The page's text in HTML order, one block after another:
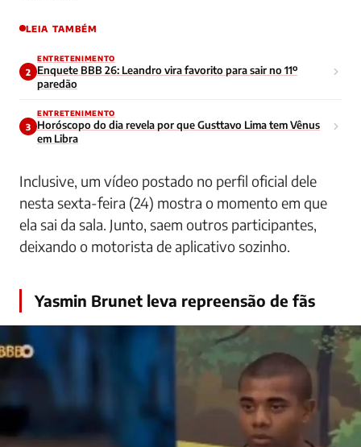
LEIA TAMBÉM
2
ENTRETENIMENTO
Enquete BBB 26: Leandro vira favorito para sair no 11º
paredão
3
ENTRETENIMENTO
Horóscopo do dia revela por que Gusttavo Lima tem Vênus
em Libra
Inclusive, um vídeo postado no perfil oficial dele
nesta sexta-feira (24) mostra o momento em que
ela sai da sala. Junto, saem outros participantes,
deixando o motorista de aplicativo sozinho.
Yasmin Brunet leva repreensão de fãs